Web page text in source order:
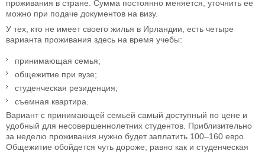
проживания в стране. Сумма постоянно меняется, уточнить ее
можно при подаче документов на визу.
У тех, кто не имеет своего жилья в Ирландии, есть четыре
варианта проживания здесь на время учебы:
принимающая семья;
общежитие при вузе;
студенческая резиденция;
съемная квартира.
Вариант с принимающей семьей самый доступный по цене и
удобный для несовершеннолетних студентов. Приблизительно
за неделю проживания нужно будет заплатить 100–160 евро.
Общежитие обойдется чуть дороже, равно как и студенческая